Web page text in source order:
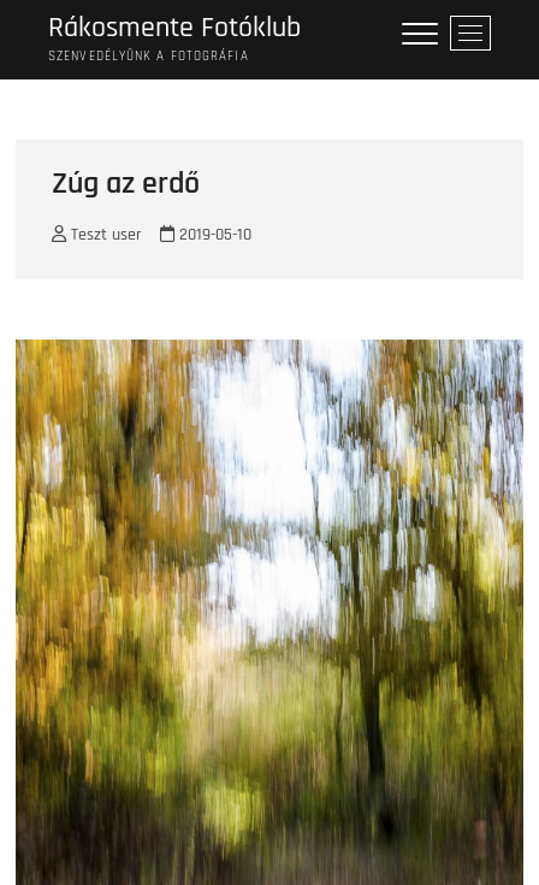
content
Rákosmente Fotóklub
SZENVEDÉLYÜNK A FOTOGRÁFIA
M
e
n
Zúg az erdő
Teszt user 2019-05-10